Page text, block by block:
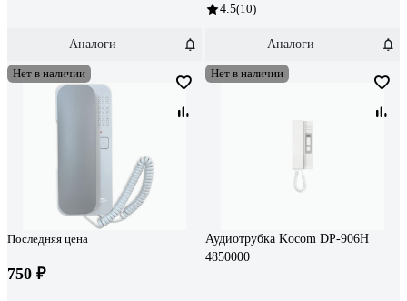
Аналоги
4.5(10)
Аналоги
Нет в наличии
Последняя цена
750 ₽
Нет в наличии
Аудиотрубка Kocom DP-906H
4850000